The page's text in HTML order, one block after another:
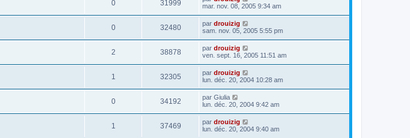
0 31999
mar. nov. 08, 2005 9:34 am
0 32480 par drouizig
sam. nov. 05, 2005 5:55 pm
2 38878 par drouizig
ven. sept. 16, 2005 11:51 am
1 32305 par drouizig
lun. déc. 20, 2004 10:28 am
0 34192 par Giulia
lun. déc. 20, 2004 9:42 am
1 37469 par drouizig
lun. déc. 20, 2004 9:40 am